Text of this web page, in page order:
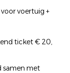
voertuig +
ticket € 20,
samen met